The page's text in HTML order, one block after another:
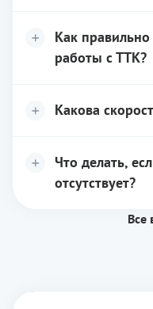
Как
работы с ТТК?
Какова
Что делать,
отсутствует?
Все